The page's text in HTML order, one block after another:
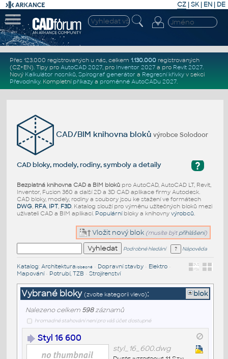
CZ | SK| EN | DE
Přes 123.000 registrovaných u nás, celkem 1.130.000registrovaných
(CZ+EN). Tipy pro AutoCAD 2027, pro Inventor 2027a pro Revit 2027.
Nový Kalkulátor nosníků, Spirograf generátor a Regresní křivkyv sekci
Převodníky. Kompletní příkazya proměnné AutoCADu 2027.
CAD/BIM knihovna blokůvýrobce Solodoor
?
CAD bloky, modely, rodiny, symboly a detaily
Bezplatná knihovna CAD a BIM blokůpro AutoCAD, AutoCAD LT, Revit,
Inventor, Fusion 360 a další 2D a 3D CAD aplikace firmy Autodesk.
CAD bloky, modely, rodiny a soubory jsou ke stažení ve formátech
DWG, RFA, IPT, F3D. Katalog slouží pro výměnu užitečných bloků mezi
uživateli CAD a BIM aplikací. Populárníbloky a knihovny výrobců.
Vložit nový blok (musíte být přihlášeni)
Podrobné hledání Nápověda
Katalog: Architektura/obecné• Dopravní stavby• Elektro•
Mapování• Potrubí, TZB • Strojírenství
Vybrané bloky (zvolte kategorii vlevo): blok
Nalezeno celkem 598záznamů
hromadné stahování není pro váš účet dostupné
Styl 16 600
styl_16_600.dwg